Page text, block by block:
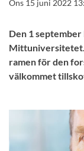
Ons 15 juni 2022
Den 1
Mittuniversitetet.
ramen för den
välkommet